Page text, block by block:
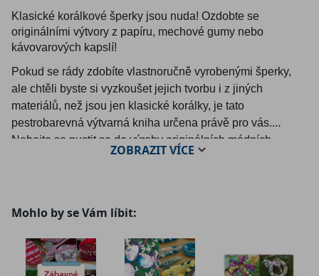
Klasické korálkové šperky jsou nuda! Ozdobte se
originálními výtvory z papíru, mechové gumy nebo
kávovarových kapslí!
Pokud se rády zdobíte vlastnoručně vyrobenými šperky,
ale chtěli byste si vyzkoušet jejich tvorbu i z jiných
materiálů, než jsou jen klasické korálky, je tato
pestrobarevná výtvarná kniha určena právě pro vás.
Nebojte se pustit se do výroby originálních módních
doplňků (náušnice, náhrdelníky, brože, sponky, náramky a
netradičního šperkařského materiálů jako jsou kávovarové
ZOBRAZITVÍCE
Mohlo by se Vám líbit: